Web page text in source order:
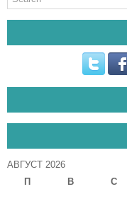
АВГУСТ 2026
П
В С